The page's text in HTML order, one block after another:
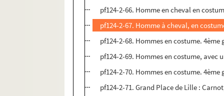
pf124-2-66. Homme en cheval en
pf124-2-67. Homme à cheval, en
pf124-2-68. Hommes en costume. 4ème
pf124-2-69. Hommes en costume, avec
pf124-2-70. Hommes en costume. 4ème
pf124-2-71. Grand Place de Lille :